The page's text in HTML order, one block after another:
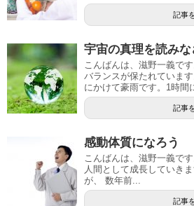
記事
宇宙の真理を読みな
こんばんは、滋野一義で
バランスが保たれていま
にかけて豪雨です。1時間
記事
感動体質になろう
こんばんは、滋野一義で
人間として成長していき
が、 数年前...
記事